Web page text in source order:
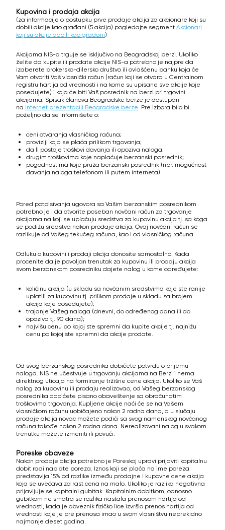
Kupovina i prodaja akcija
(za informacije o postupku prve prodaje akcija za akcionare koji su
dobili akcije kao građani (5 akcija) pogledajte segment Akcionari
koji su akcije dobili kao građani)
Akcijama NIS-a trguje se isključivo na Beogradskoj berzi. Ukoliko
želite da kupite ili prodate akcije NIS-a potrebno je najpre da
izaberete brokersko-dilersko društvo ili ovlašćenu banku koja će
Vam otvoriti Vaš vlasnički račun (račun koji se otvara u Centralnom
registru hartija od vrednosti i na kome su upisane sve akcije koje
posedujete) i koja će biti Vaš posrednik na berzi pri trgovini
akcijama. Spisak članova Beogradske berze je dostupan
na internet prezentaciji Beogradske berze. Pre izbora bilo bi
poželjno da se informišete o:
ceni otvaranja vlasničkog računa;
proviziji koja se plaća prilikom trgovanja;
da li postoje troškovi davanja ili opoziva naloga;
drugim troškovima koje naplaćuje berzanski posrednik;
pogodnostima koje pruža berzanski posrednik (npr. mogućnost
davanja naloga telefonom ili putem interneta).
Pored potpisivanja ugovora sa Vašim berzanskim posrednikom
potrebno je i da otvorite poseban novčani račun za trgovanje
akcijama na koji se uplaćuju sredstva za kupovinu akcija tj. sa koga
se podižu sredstva nakon prodaje akcija. Ovaj novčani račun se
razlikuje od Vašeg tekućeg računa, kao i od vlasničkog računa.
Odluku o kupovini i prodaji akcija donosite samostalno. Kada
procenite da je povoljan trenutak za kupovinu ili prodaju akcija
svom berzanskom posredniku dajete nalog u kome određujete:
količinu akcija (u skladu sa novčanim sredstvima koje ste ranije
uplatili za kupovinu tj. prilikom prodaje u skladu sa brojem
akcija koje posedujete);
trajanje Vašeg naloga (dnevni, do određenog dana ili do
opoziva tj. 90 dana);
najvišu cenu po kojoj ste spremni da kupite akcije tj. najnižu
cenu po kojoj ste spremni da akcije prodate.
Od svog berzanskog posrednika dobićete potvrdu o prijemu
naloga. NIS ne učestvuje u trgovanju akcijama na Berzi i nema
direktnog uticaja na formiranje tržišne cene akcija. Ukoliko se Vaš
nalog za kupovinu ili prodaju realizovao, od Vašeg berzanskog
posrednika dobićete pisano obaveštenje sa obračunatim
troškovima trgovanja. Kupljene akcije naći će se na Vašem
vlasničkom računu uobičajeno nakon 2 radna dana, a u slučaju
prodaje akcija novac možete podići sa svog namenskog novčanog
računa takođe nakon 2 radna dana. Nerealizovani nalog u svakom
trenutku možete izmeniti ili povući.
Poreske obaveze
Nakon prodaje akcija potrebno je Poreskoj upravi prijaviti kapitalnu
dobit radi naplate poreza. Iznos koji se plaća na ime poreza
predstavlja 15% od razlike između prodajne i kupovne cene akcija
koja se uvećava za rast cena na malo. Ukoliko je razlika negativna
prijavljuje se kapitalni gubitak. Kapitalnim dobitkom, odnosno
gubitkom ne smatra se razlika nastala prenosom hartija od
vrednosti, kada je obveznik fizičko lice izvršio prenos hartija od
vrednosti koje je pre prenosa imao u svom vlasništvu neprekidno
najmanje deset godina.